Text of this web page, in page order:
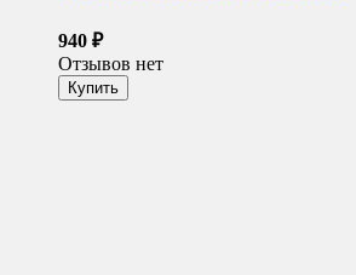
940 ₽
Отзывов нет